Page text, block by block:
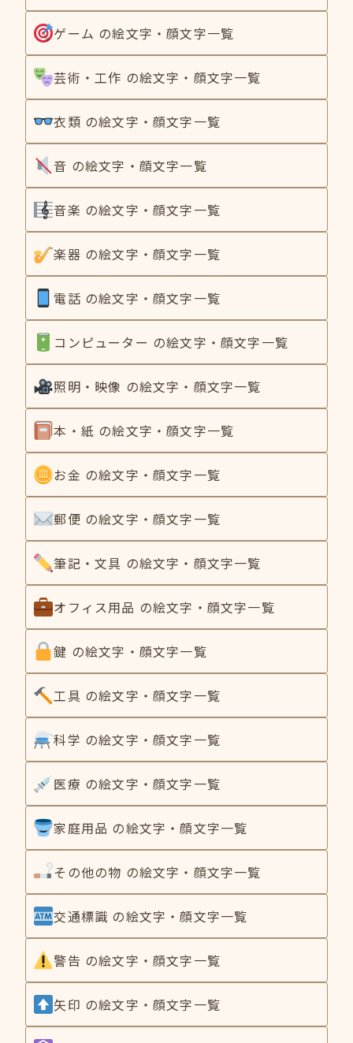
ゲーム の絵文字・顔文字一覧
芸術・工作 の絵文字・顔文字一覧
衣類 の絵文字・顔文字一覧
音 の絵文字・顔文字一覧
音楽 の絵文字・顔文字一覧
楽器 の絵文字・顔文字一覧
電話 の絵文字・顔文字一覧
コンピューター の絵文字・顔文字一覧
照明・映像 の絵文字・顔文字一覧
本・紙 の絵文字・顔文字一覧
お金 の絵文字・顔文字一覧
郵便 の絵文字・顔文字一覧
筆記・文具 の絵文字・顔文字一覧
オフィス用品 の絵文字・顔文字一覧
鍵 の絵文字・顔文字一覧
工具 の絵文字・顔文字一覧
科学 の絵文字・顔文字一覧
医療 の絵文字・顔文字一覧
家庭用品 の絵文字・顔文字一覧
その他の物 の絵文字・顔文字一覧
交通標識 の絵文字・顔文字一覧
警告 の絵文字・顔文字一覧
矢印 の絵文字・顔文字一覧